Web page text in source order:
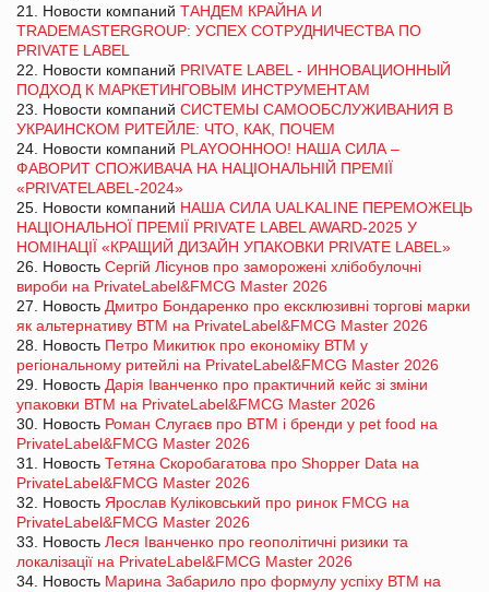
21. Новости компаний ТАНДЕМ КРАЙНА И
TRADEMASTERGROUP: УСПЕХ СОТРУДНИЧЕСТВА ПО
PRIVATE LABEL
22. Новости компаний PRIVATE LABEL - ИННОВАЦИОННЫЙ
ПОДХОД К МАРКЕТИНГОВЫМ ИНСТРУМЕНТАМ
23. Новости компаний СИСТЕМЫ САМООБСЛУЖИВАНИЯ В
УКРАИНСКОМ РИТЕЙЛЕ: ЧТО, КАК, ПОЧЕМ
24. Новости компаний PLAYOOHHOO! НАША СИЛА –
ФАВОРИТ СПОЖИВАЧА НА НАЦІОНАЛЬНІЙ ПРЕМІЇ
«PRIVATELABEL-2024»
25. Новости компаний НАША СИЛА UALKALINE ПЕРЕМОЖЕЦЬ
НАЦІОНАЛЬНОЇ ПРЕМІЇ PRIVATE LABEL AWARD-2025 У
НОМІНАЦІЇ «КРАЩИЙ ДИЗАЙН УПАКОВКИ PRIVATE LABEL»
26. Новость Сергій Лісунов про заморожені хлібобулочні
вироби на PrivateLabel&FMCG Master 2026
27. Новость Дмитро Бондаренко про ексклюзивні торгові марки
як альтернативу ВТМ на PrivateLabel&FMCG Master 2026
28. Новость Петро Микитюк про економіку ВТМ у
регіональному ритейлі на PrivateLabel&FMCG Master 2026
29. Новость Дарія Іванченко про практичний кейс зі зміни
упаковки ВТМ на PrivateLabel&FMCG Master 2026
30. Новость Роман Слугаєв про ВТМ і бренди у pet food на
PrivateLabel&FMCG Master 2026
31. Новость Тетяна Скоробагатова про Shopper Data на
PrivateLabel&FMCG Master 2026
32. Новость Ярослав Куліковський про ринок FMCG на
PrivateLabel&FMCG Master 2026
33. Новость Леся Іванченко про геополітичні ризики та
локалізації на PrivateLabel&FMCG Master 2026
34. Новость Марина Забарило про формулу успіху ВТМ на